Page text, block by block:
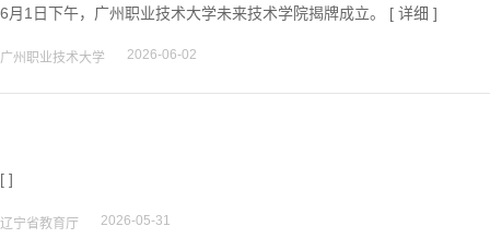
6月1日下午，广州职业技术大学未来技术学院揭牌成立。 [ 详细 ]
广州职业技术大学 2026-06-02
[ ]
辽宁省教育厅 2026-05-31